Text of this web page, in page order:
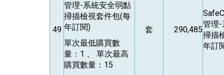
49
管理-系統安全弱點
掃描檢視套件包(每
年訂閱)
單次最低購買數
量：1 、 單次最高
購買數量：15
套 290,485
管理-
掃描
年訂